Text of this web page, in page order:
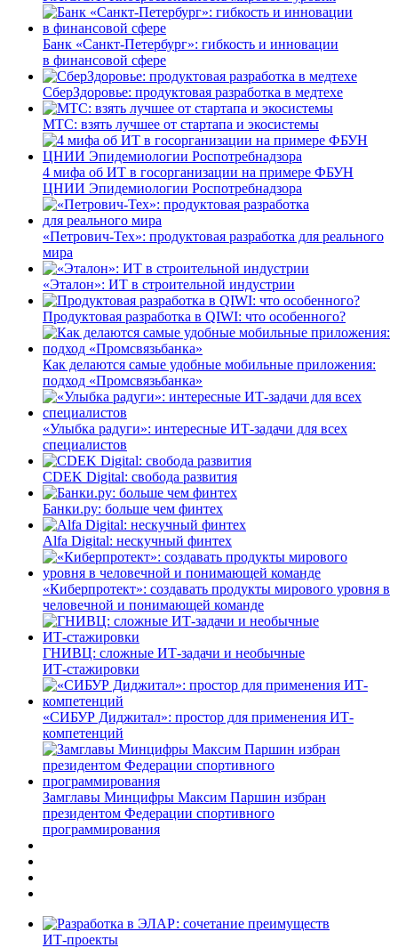
Банк «Санкт-Петербург»: гибкость и инновации
в финансовой сфере
СберЗдоровье: продуктовая разработка в медтехе
МТС: взять лучшее от стартапа и экосистемы
4 мифа об ИТ в госорганизации на примере ФБУН
ЦНИИ Эпидемиологии Роспотребнадзора
«Петрович-Тех»: продуктовая разработка для реального
мира
«Эталон»: ИТ в строительной индустрии
Продуктовая разработка в QIWI: что особенного?
Как делаются самые удобные мобильные приложения:
подход «Промсвязьбанка»
«Улыбка радуги»: интересные ИТ-задачи для всех
специалистов
CDEK Digital: свобода развития
Банки.ру: больше чем финтех
Alfa Digital: нескучный финтех
«Киберпротект»: создавать продукты мирового уровня в
человечной и понимающей команде
ГНИВЦ: сложные ИТ‑задачи и необычные
ИТ‑стажировки
«СИБУР Диджитал»: простор для применения ИТ-
компетенций
Замглавы Минцифры Максим Паршин избран
президентом Федерации спортивного
программирования
ИТ-проекты